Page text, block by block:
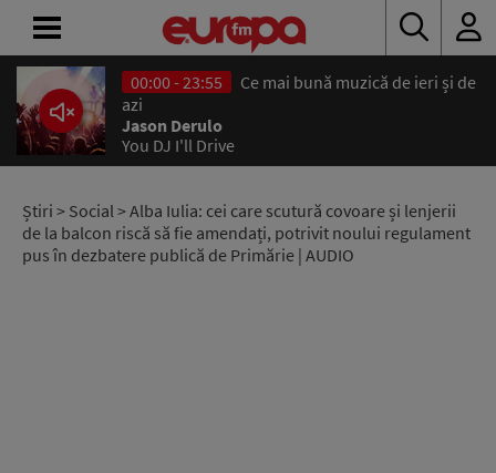
00:00 - 23:55
Ce mai bună muzică de ieri și de
azi
Jason Derulo
You DJ I'll Drive
Știri > Social> Alba Iulia: cei care scutură covoare și lenjerii
de la balcon riscă să fie amendați, potrivit noului regulament
pus în dezbatere publică de Primărie | AUDIO
ACASĂ
ȘTIRI
RADIO
CONCURSURI